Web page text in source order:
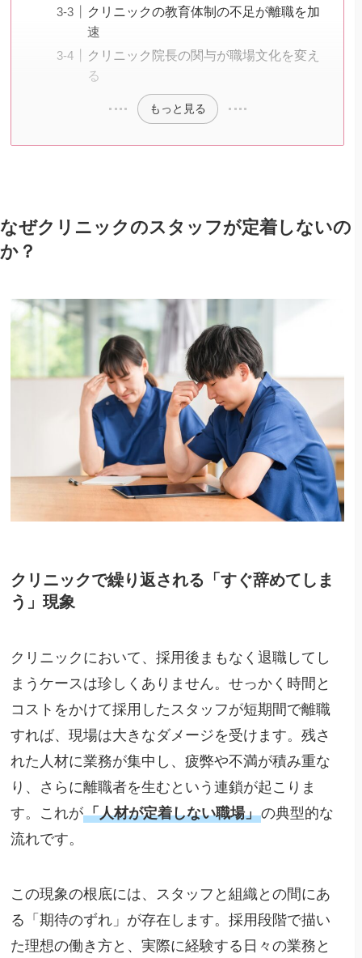
クリニックの教育体制の不足が離職を加
速
クリニック院長の関与が職場文化を変え
る
もっと見る
なぜクリニックのスタッフが定着しないの
か？
クリニックで繰り返される「すぐ辞めてしま
う」現象
クリニックにおいて、採用後まもなく退職してし
まうケースは珍しくありません。せっかく時間と
コストをかけて採用したスタッフが短期間で離職
すれば、現場は大きなダメージを受けます。残さ
れた人材に業務が集中し、疲弊や不満が積み重な
り、さらに離職者を生むという連鎖が起こりま
す。これが「人材が定着しない職場」の典型的な
流れです。
この現象の根底には、スタッフと組織との間にあ
る「期待のずれ」が存在します。採用段階で描い
た理想の働き方と、実際に経験する日々の業務と